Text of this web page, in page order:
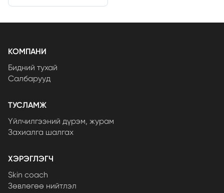
КОМПАНИ
Бидний тухай
Салбарууд
ТУСЛАМЖ
Үйлчилгээний дүрэм, журам
Захиалга шалгах
ХЭРЭГЛЭГЧ
Skin coach
Зөвлөгөө нийтлэл